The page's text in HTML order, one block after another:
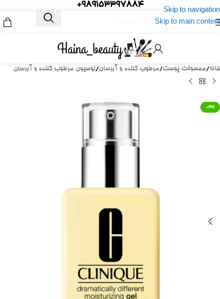
Skip to navigation
Skip to main content
989153397884+
خانه/محصولات پوست/مرطوب کننده و آبرسان/لوسیون مرطوب کننده و آبرسان
-22%